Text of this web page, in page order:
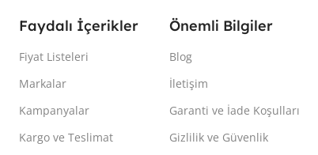
Faydalı İçerikler
Fiyat Listeleri
Markalar
Kampanyalar
Kargo ve Teslimat
Önemli Bilgiler
Blog
İletişim
Garanti ve İade Koşulları
Gizlilik ve Güvenlik